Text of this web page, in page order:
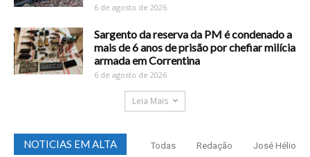
6 de agosto de 2026
Sargento da reserva da PM é condenado a
mais de 6 anos de prisão por chefiar milícia
armada em Correntina
6 de agosto de 2026
Leia Mais
NOTICIAS EM ALTA Todas Redação José Hélio